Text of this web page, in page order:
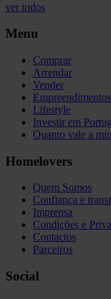
ver todos
Menu
Comprar
Arrendar
Vender
Empreendimentos
Lifestyle
Investir em
Quanto vale a
Homelovers
Quem Somos
Confiança e
Imprensa
Condições e
Contactos
Parceiros
Social